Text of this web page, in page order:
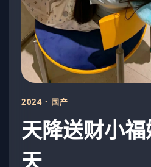
2024 · 国产
天降送财小
天